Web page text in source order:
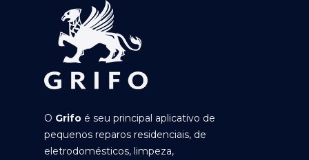
O Grifo é seu principal aplicativo de
pequenos reparos residenciais, de
eletrodomésticos, limpeza,